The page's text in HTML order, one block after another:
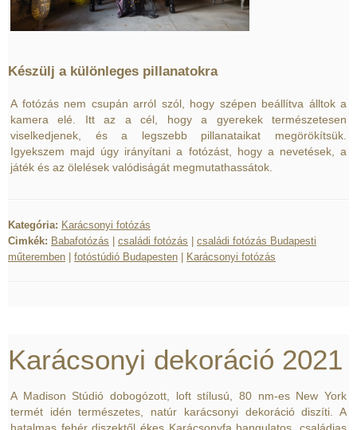
Készülj a különleges pillanatokra
A fotózás nem csupán arról szól, hogy szépen beállítva álltok a
kamera elé. Itt az a cél, hogy a gyerekek természetesen
viselkedjenek, és a legszebb pillanataikat megörökítsük.
Igyekszem majd úgy irányítani a fotózást, hogy a nevetések, a
játék és az ölelések valódiságát megmutathassátok.
Kategória: Karácsonyi fotózás
Cimkék: Babafotózás családi fotózás
családi fotózás Budapesti
műteremben
fotóstúdió Budapesten Karácsonyi fotózás
Karácsonyi dekoráció 2021
A Madison Stúdió dobogózott, loft stílusú, 80 nm-es New York
termét idén természetes, natúr karácsonyi dekoráció diszíti. A